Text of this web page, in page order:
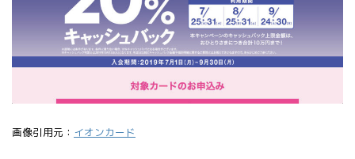
画像引用元： イオンカード